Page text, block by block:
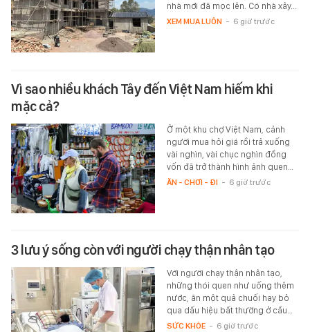
nhà mới đã mọc lên. Có nhà xây…
XEM MUA LUÔN - 6 giờ trước
Vì sao nhiều khách Tây đến Việt Nam hiếm khi
mặc cả?
Ở một khu chợ Việt Nam, cảnh
người mua hỏi giá rồi trả xuống
vài nghìn, vài chục nghìn đồng
vốn đã trở thành hình ảnh quen…
ĂN - CHƠI - ĐI - 6 giờ trước
3 lưu ý sống còn với người chạy thận nhân tạo
Với người chạy thận nhân tạo,
những thói quen như uống thêm
nước, ăn một quả chuối hay bỏ
qua dấu hiệu bất thường ở cầu…
SỨC KHỎE - 6 giờ trước